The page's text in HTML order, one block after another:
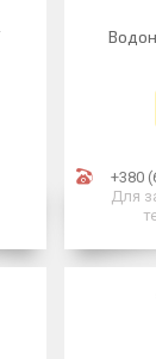
+380
Для